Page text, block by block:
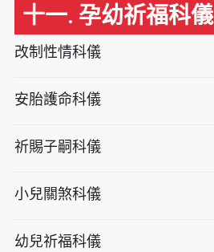
十一. 孕幼祈福科儀
改制性情科儀
安胎護命科儀
祈賜子嗣科儀
小兒關煞科儀
幼兒祈福科儀